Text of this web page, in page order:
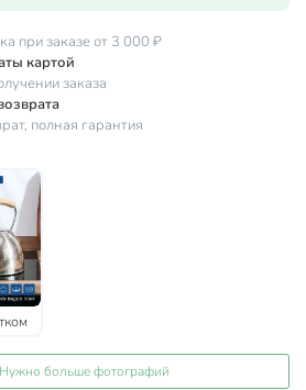
при заказе от 3 000 ₽
картой
заказа
полная гарантия
Нужно больше фотографий